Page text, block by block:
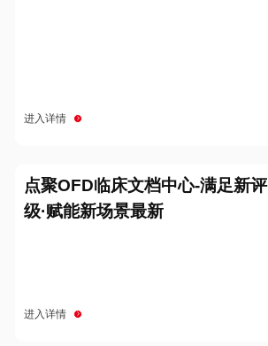
进入详情
点聚OFD临床文档中心-满足新评
级·赋能新场景最新
进入详情